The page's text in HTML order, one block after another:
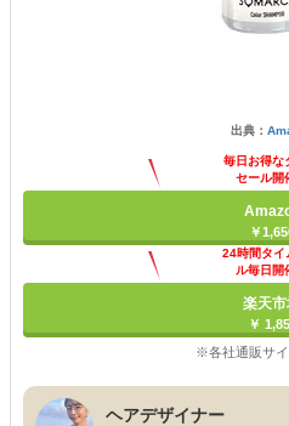
出典：
毎日お得な
セール開
￥
24時間タイ
ル毎日開
楽天
￥
※各社通販サ
ヘアデザイナー